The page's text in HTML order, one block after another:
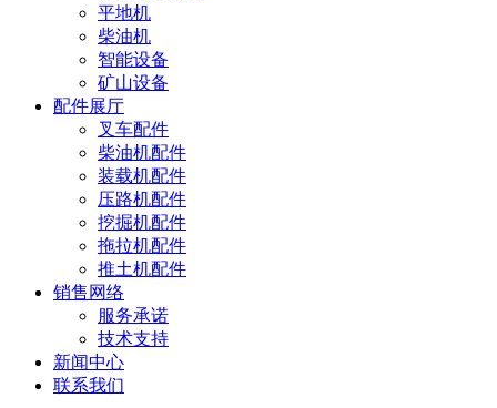
平地机
柴油机
智能设备
矿山设备
配件展厅
叉车配件
柴油机配件
装载机配件
压路机配件
挖掘机配件
拖拉机配件
推土机配件
销售网络
服务承诺
技术支持
新闻中心
联系我们